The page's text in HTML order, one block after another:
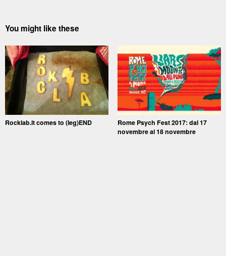
You might like these
Rocklab.it comes to (leg)END
Rome Psych Fest 2017: dal 17
novembre al 18 novembre